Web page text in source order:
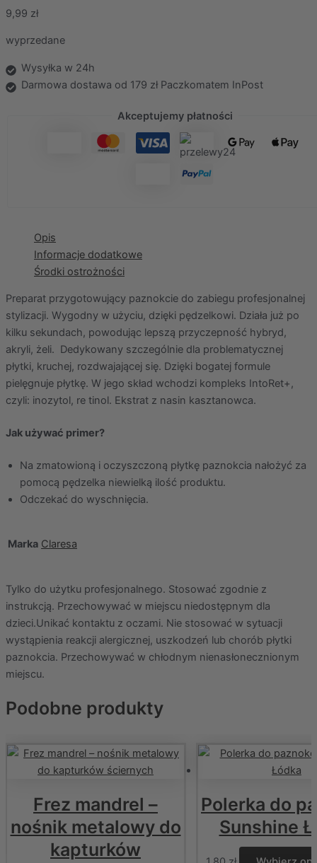
9,99 zł
wyprzedane
Wysyłka w 24h
Darmowa dostawa od 179 zł Paczkomatem InPost
Akceptujemy płatności
Opis
Informacje dodatkowe
Środki ostrożności
Preparat przygotowujący paznokcie do zabiegu profesjonalnej
stylizacji. Wygodny w użyciu, dzięki pędzelkowi. Działa już po
kilku sekundach, powodując lepszą przyczepność hybryd,
akryli, żeli. Dedykowany szczególnie dla problematycznej
płytki, kruchej, rozdwajającej się. Dzięki bogatej formule
pielęgnuje płytkę. W jego skład wchodzi kompleks IntoRet+,
czyli: inozytol, re tinol. Ekstrat z nasin kasztanowca.
Jak używać primer?
Na zmatowioną i oczyszczoną płytkę paznokcia nałożyć za
pomocą pędzelka niewielką ilość produktu.
Odczekać do wyschnięcia.
Marka Claresa
Tylko do użytku profesjonalnego. Stosować zgodnie z
instrukcją. Przechowywać w miejscu niedostępnym dla
dzieci.Unikać kontaktu z oczami. Nie stosować w sytuacji
wystąpienia reakcji alergicznej, uszkodzeń lub chorób płytki
paznokcia. Przechowywać w chłodnym nienasłonecznionym
miejscu.
Podobne produkty
Frez mandrel –
nośnik metalowy do
kapturków
Polerka do
Sunshine